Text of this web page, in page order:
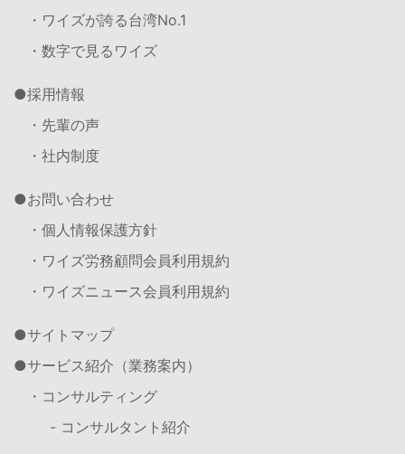
・ワイズが誇る台湾No.1
・数字で見るワイズ
採用情報
・先輩の声
・社内制度
お問い合わせ
・個人情報保護方針
・ワイズ労務顧問会員利用規約
・ワイズニュース会員利用規約
サイトマップ
サービス紹介（業務案内）
・コンサルティング
- コンサルタント紹介